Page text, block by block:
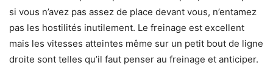
si vous n’avez pas assez de place devant vous, n’entamez
pas les hostilités inutilement. Le freinage est excellent
mais les vitesses atteintes même sur un petit bout de ligne
droite sont telles qu’il faut penser au freinage et anticiper.